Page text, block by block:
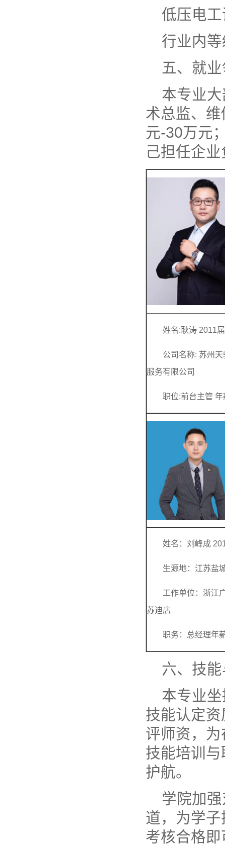
低压电
行业内
五、就
本专业
术总监、
元-30万元
己担任企
姓名:耿涛 2011
公司名称: 苏州
服务有限公司
职位:前台主管
姓名：刘峰成
生源地：江苏盐
工作单位：浙江
苏迪店
职务：总经理年
六、技
本专业
技能认定
评师资，
技能培训
护航。
学院加
道，为学
考核合格